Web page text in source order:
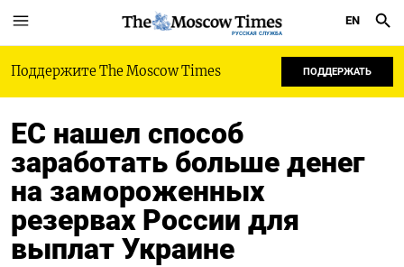
РУССКАЯ СЛУЖБА
EN
Поддержите The Moscow Times ПОДДЕРЖАТЬ
ЕС нашел способ
заработать больше денег
на замороженных
резервах России для
выплат Украине